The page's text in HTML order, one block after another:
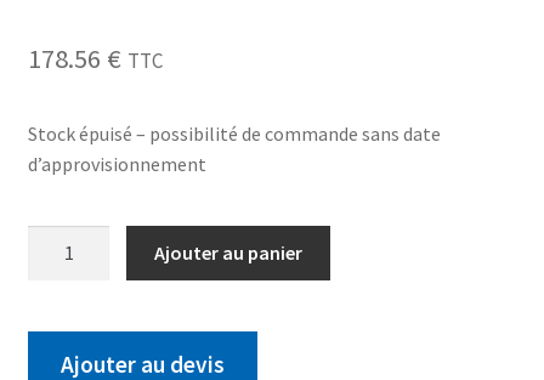
178.56 € TTC
Stock épuisé – possibilité de commande sans date
d’approvisionnement
Ajouter au panier
Ajouter au devis